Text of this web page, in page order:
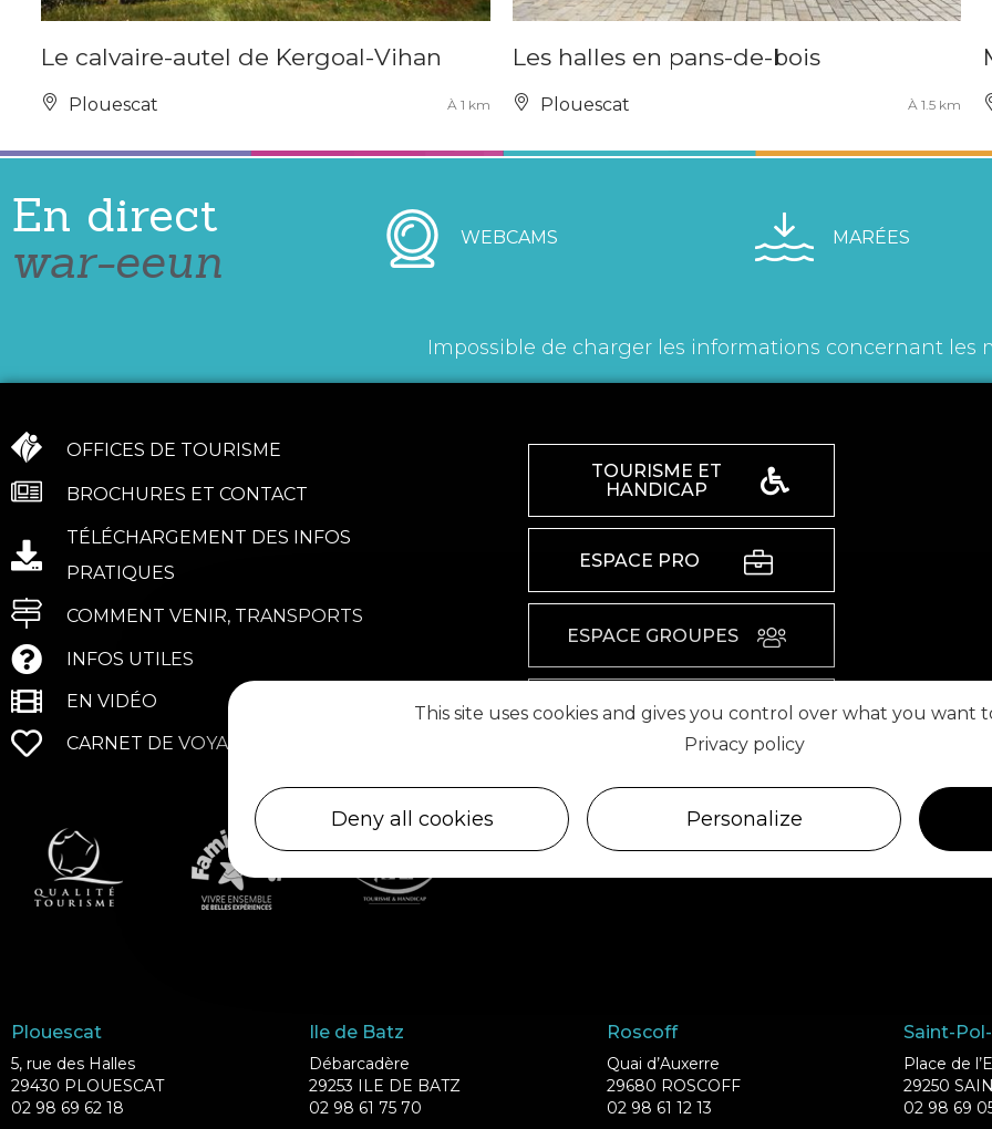
Le calvaire-autel de Kergoal-Vihan
Plouescat À 1 km
Les halles en pans-de-bois
Plouescat À 1.5 km
En direct
war-eeun WEBCAMS MARÉES
Impossible de charger les informations concernant les
OFFICES DE TOURISME
BROCHURES ET CONTACT
TÉLÉCHARGEMENT DES INFOS
PRATIQUES
COMMENT VENIR, TRANSPORTS
INFOS UTILES
EN VIDÉO
CARNET DE VOYAGE
TOURISME ET
HANDICAP
ESPACE PRO
ESPACE GROUPES
ESPACE PRESSE
RETROUVEZ-NOUS SUR
Plouescat
5, rue des Halles
29430 PLOUESCAT
02 98 69 62 18
Ile de Batz
Débarcadère
29253 ILE DE BATZ
02 98 61 75 70
Roscoff
Quai d’Auxerre
29680 ROSCOFF
02 98 61 12 13
Saint-
Place de
29250
02 98 69
This site uses cookies and gives you control over what you want
Privacy policy
Personalize
Deny all cookies